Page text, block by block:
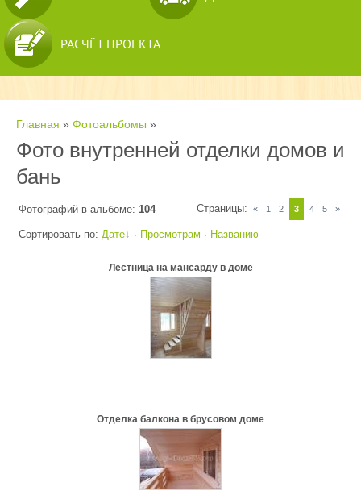
РАСЧЁТ ПРОЕКТА
Главная » Фотоальбомы »
Фото внутренней отделки домов и
бань
Фотографий в альбоме: 104 Страницы: « 1 2 3 4 5 »
Сортировать по: Дате · Просмотрам · Названию
Лестница на мансарду в доме
Отделка балкона в брусовом доме